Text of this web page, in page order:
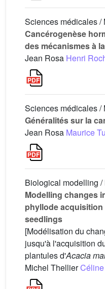
Sciences médicales /
Cancérogenèse
des mécanismes à
Jean Rosa Henri
Sciences médicales /
Généralités sur la
Jean Rosa Maurice
Biological modelling
Modelling changes
phyllode acquisition
seedlings
[Modélisation du
jusqu'à l'acquisition
plantules d'Acacia
Michel Thellier